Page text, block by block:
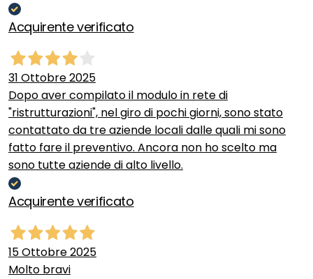
Acquirente verificato
31 Ottobre 2025
Dopo aver compilato il modulo in rete di
"ristrutturazioni", nel giro di pochi giorni, sono stato
contattato da tre aziende locali dalle quali mi sono
fatto fare il preventivo. Ancora non ho scelto ma
sono tutte aziende di alto livello.
Acquirente verificato
15 Ottobre 2025
Molto bravi